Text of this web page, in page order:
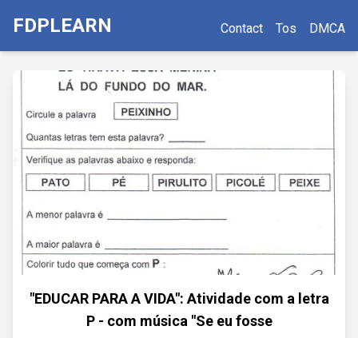
FDPLEARN Contact Tos DMCA
"EDUCAR PARA A VIDA": Atividade com a letra
P - com música "Se eu fosse